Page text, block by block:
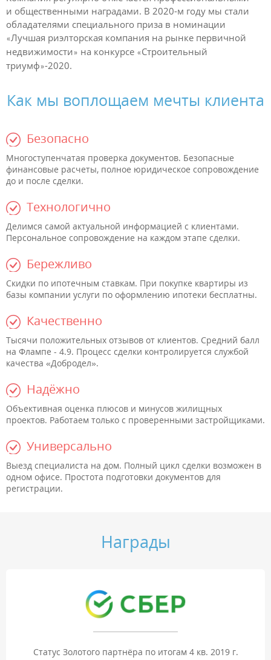
и общественными наградами. В 2020-м году мы стали
обладателями специального приза в номинации
«Лучшая риэлторская компания на рынке первичной
недвижимости» на конкурсе «Строительный
триумф»-2020.
Как мы воплощаем мечты клиента
Безопасно
Многоступенчатая проверка документов. Безопасные
финансовые расчеты, полное юридическое сопровождение
до и после сделки.
Технологично
Делимся самой актуальной информацией с клиентами.
Персональное сопровождение на каждом этапе сделки.
Бережливо
Скидки по ипотечным ставкам. При покупке квартиры из
базы компании услуги по оформлению ипотеки бесплатны.
Качественно
Тысячи положительных отзывов от клиентов. Средний балл
на Флампе - 4.9. Процесс сделки контролируется службой
качества «Добродел».
Надёжно
Объективная оценка плюсов и минусов жилищных
проектов. Работаем только с проверенными застройщиками.
Универсально
Выезд специалиста на дом. Полный цикл сделки возможен в
одном офисе. Простота подготовки документов для
регистрации.
Награды
Статус Золотого партнёра по итогам 4 кв. 2019 г.